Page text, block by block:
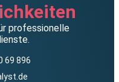
professionelle
69 896